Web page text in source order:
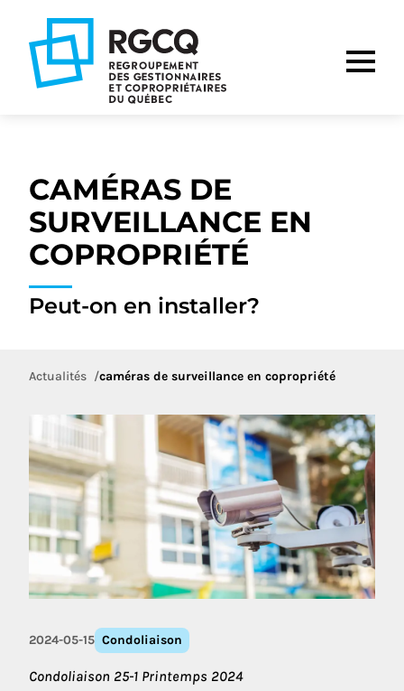
navigation
principale
contenu
CAMÉRAS DE
SURVEILLANCE EN
COPROPRIÉTÉ
Peut-on en installer?
Actualités caméras de surveillance en copropriété
2024-05-15 Condoliaison
Condoliaison 25-1 Printemps 2024